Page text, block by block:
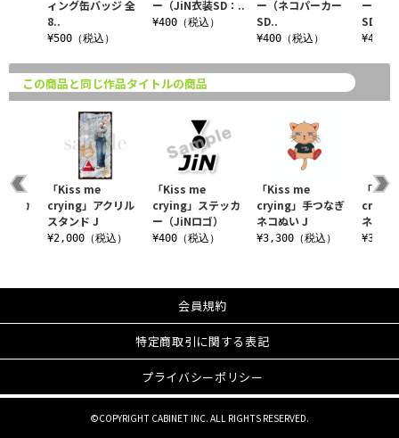
ー（JiN衣装SD：..
¥400（税込）
ー（ネコパーカー
SD..
¥400（税込）
ー（ネ
SD..
¥400
ィング缶バッジ 全
8..
¥500（税込）
この商品と同じ作品タイトルの商品
「Kiss me
crying」ステッカ
ー（JiNロゴ）
¥400（税込）
「Kiss me
crying」手つなぎ
ネコぬい J
¥3,300（税込）
「
crying
ネコぬ
¥3,300
ッカ
「Kiss me
crying」アクリル
スタンド J
¥2,000（税込）
会員規約
特定商取引に関する表記
プライバシーポリシー
©COPYRIGHT CABINET INC. ALL RIGHTS RESERVED.